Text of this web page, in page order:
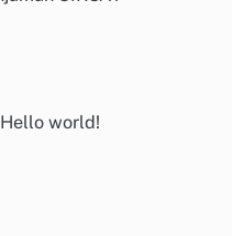
Hello world!